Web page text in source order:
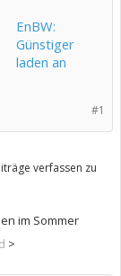
EnBW:
Günstiger
laden an
#1
verfassen zu
im Sommer
>